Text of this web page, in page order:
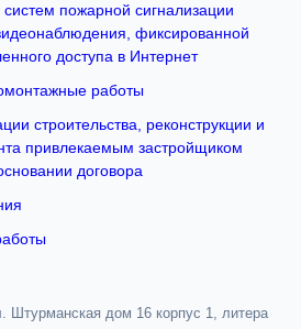
пожарной сигнализации
фиксированной
доступа в Интернет
работы
строительства, реконструкции и
привлекаемым застройщиком
договора
Штурманская дом 16 корпус 1, литера